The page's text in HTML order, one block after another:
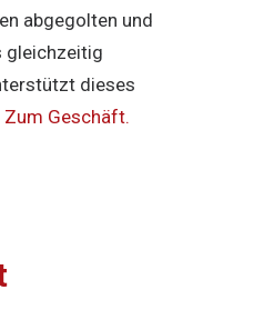
abgegolten und
gleichzeitig
dieses
Zum Geschäft.